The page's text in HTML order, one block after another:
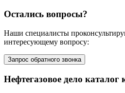
Остались вопросы?
Наши специалисты
интересующему вопросу:
Запрос обратного звонка
Нефтегазовое дело каталог